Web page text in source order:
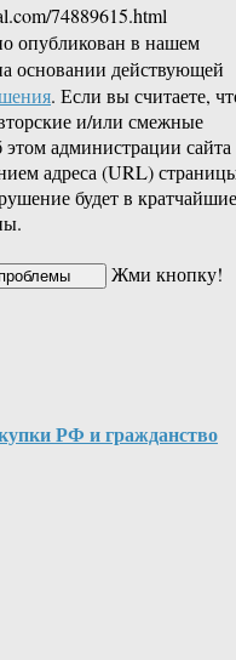
74889615.html
опубликован в нашем
основании действующей
. Если вы считаете,
и/или смежные
администрации сайта
адреса (URL)
будет в кратчайшие
Жми кнопку!
РФ и гражданство